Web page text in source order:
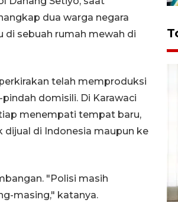
dua warga negara
di sebuah rumah mewah di
telah memproduksi
domisili. Di Karawaci
menempati tempat baru,
di Indonesia maupun ke
"Polisi masih
masing," katanya.